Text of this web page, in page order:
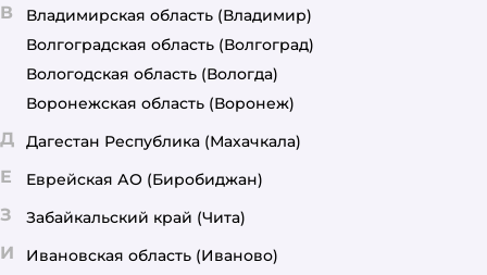
В Владимирская область (Владимир)
Волгоградская область (Волгоград)
Вологодская область (Вологда)
Воронежская область (Воронеж)
Д Дагестан Республика (Махачкала)
Е Еврейская АО (Биробиджан)
З Забайкальский край (Чита)
И Ивановская область (Иваново)